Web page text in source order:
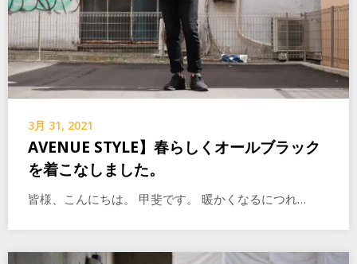
3月 31, 2021
AVENUE STYLE】春らしくオールブラック
を着こなしました。
皆様、こんにちは。 甲斐です。 暖かくなるにつれ…